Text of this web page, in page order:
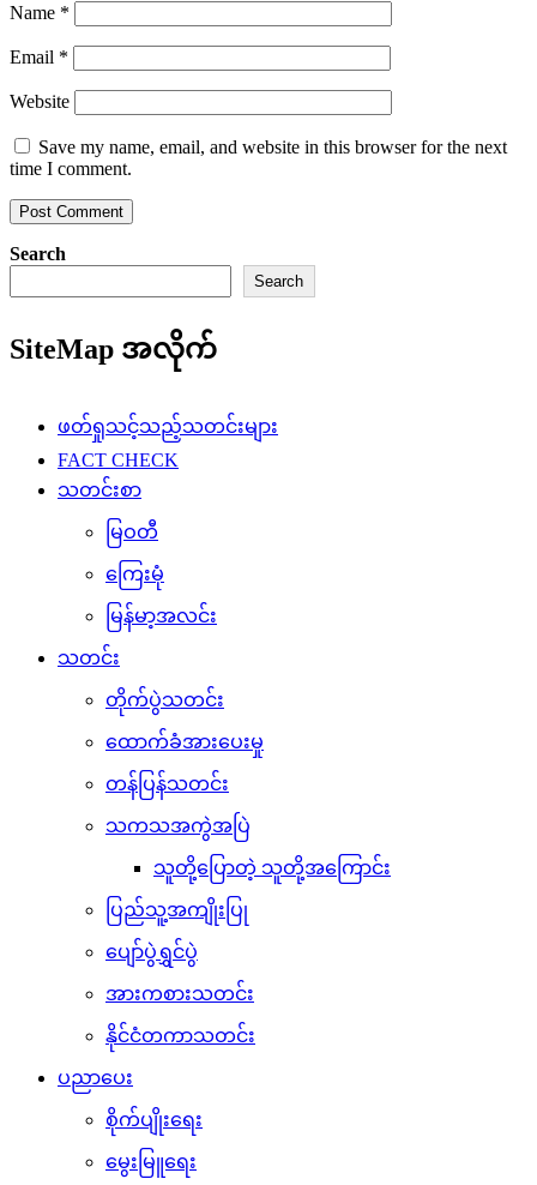
Name *
Email *
Website
Save my name, email, and website in this browser for the next
time I comment.
Search
Search
SiteMap အလိုက်
ဖတ်ရှုသင့်သည့်သတင်းများ
FACT CHECK
သတင်းစာ
မြဝတီ
ကြေးမုံ
မြန်မာ့အလင်း
သတင်း
တိုက်ပွဲသတင်း
ထောက်ခံအားပေးမှု
တန်ပြန်သတင်း
သကသအကွဲအပြဲ
သူတို့ပြောတဲ့ သူတို့အကြောင်း
ပြည်သူ့အကျိုးပြု
ပျော်ပွဲရွှင်ပွဲ
အားကစားသတင်း
နိုင်ငံတကာသတင်း
ပညာပေး
စိုက်ပျိုးရေး
မွေးမြူရေး